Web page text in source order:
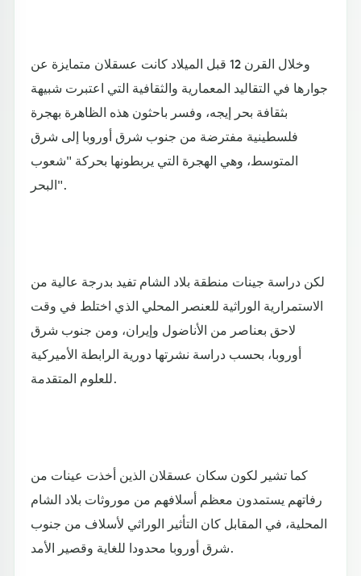
وخلال القرن 12 قبل الميلاد كانت عسقلان متمايزة عن
جوارها في التقاليد المعمارية والثقافية التي اعتبرت شبيهة
بثقافة بحر إيجه، وفسر باحثون هذه الظاهرة بهجرة
فلسطينية مفترضة من جنوب شرق أوروبا إلى شرق
المتوسط، وهي الهجرة التي يربطونها بحركة "شعوب
البحر".
لكن دراسة جينات منطقة بلاد الشام تفيد بدرجة عالية من
الاستمرارية الوراثية للعنصر المحلي الذي اختلط في وقت
لاحق بعناصر من الأناضول وإيران، ومن جنوب شرق
أوروبا، بحسب دراسة نشرتها دورية الرابطة الأميركية
للعلوم المتقدمة.
كما تشير لكون سكان عسقلان الذين أخذت عينات من
رفاتهم يستمدون معظم أسلافهم من موروثات بلاد الشام
المحلية، في المقابل كان التأثير الوراثي لأسلاف من جنوب
شرق أوروبا محدودا للغاية وقصير الأمد.